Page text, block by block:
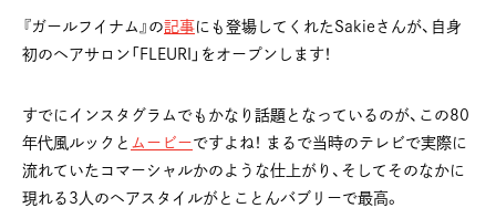
『ガールフイナム』の記事にも登場してくれたSakieさんが、自身
初のヘアサロン「FLEURI」をオープンします！
すでにインスタグラムでもかなり話題となっているのが、この80
年代風ルックと ムービーですよね！ まるで当時のテレビで実際に
流れていたコマーシャルかのような仕上がり、そしてそのなかに
現れる3人のヘアスタイルがとことんバブリーで最高。